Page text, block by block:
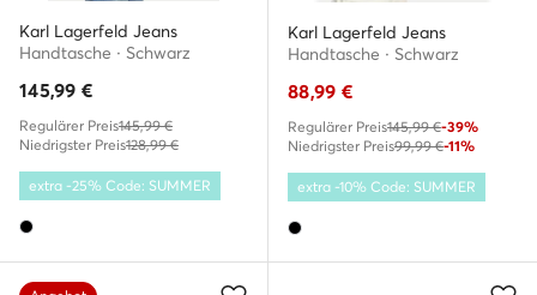
Karl Lagerfeld Jeans
Handtasche · Schwarz
145,99 €
Regulärer Preis145,99 €
Niedrigster Preis128,99 €
extra -25% Code: SUMMER
Karl Lagerfeld Jeans
Handtasche · Schwarz
88,99 €
Regulärer Preis145,99 €-39%
Niedrigster Preis99,99 €-11%
extra -10% Code: SUMMER